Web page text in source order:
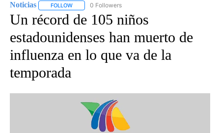
Noticias FOLLOW FOLLOW "NOTICIAS" TO RECEIVE NOTIFICATIONS
0 Followers
Un récord de 105 niños
estadounidenses han muerto de
influenza en lo que va de la
temporada